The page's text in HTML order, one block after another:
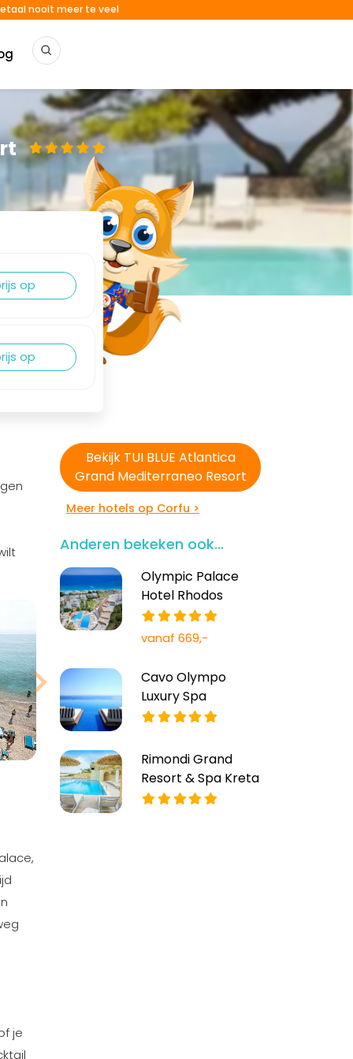
nooit meer te veel
op
op
Bekijk meer
foto's
je
Bekijk TUI BLUE Atlantica
Grand Mediterraneo Resort
Meer hotels op Corfu >
Anderen bekeken ook...
Olympic Palace
Hotel Rhodos
vanaf 669,-
Cavo Olympo
Luxury Spa
Rimondi Grand
Resort & Spa Kreta